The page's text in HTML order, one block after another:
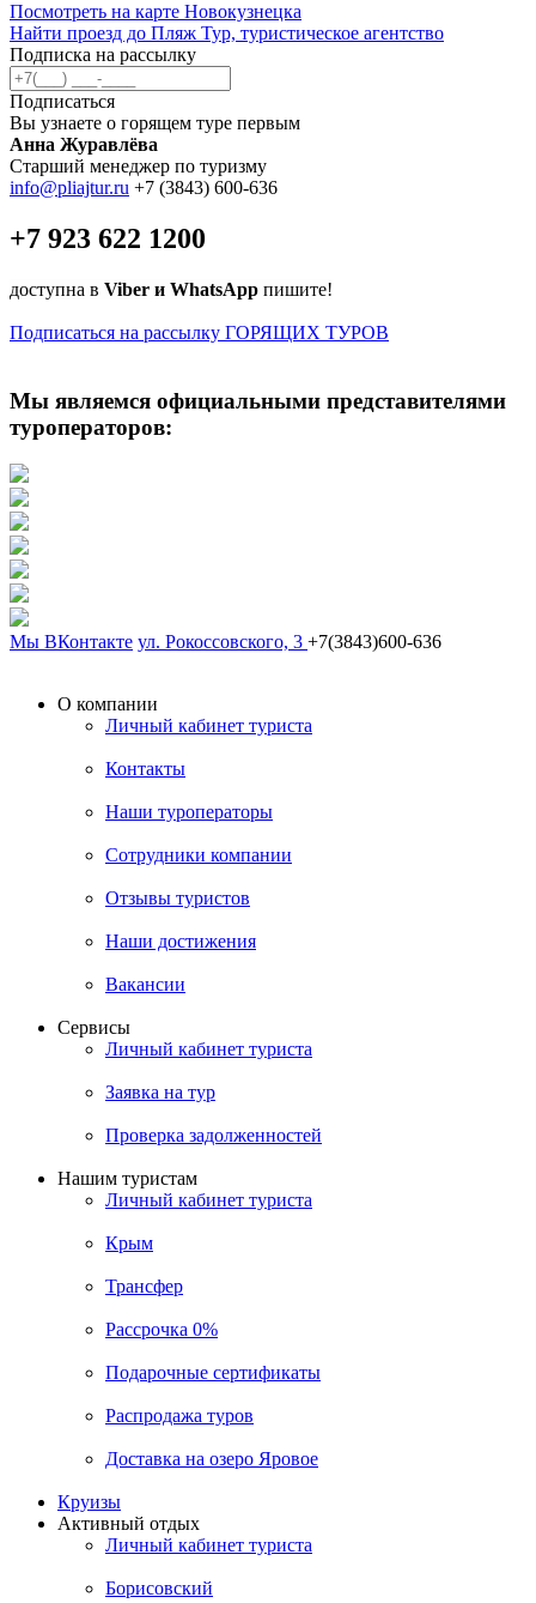
Посмотреть на карте Новокузнецка
Найти проезд до Пляж Тур, туристическое агентство
Подписка на рассылку
Подписаться
Вы узнаете о горящем туре первым
Анна Журавлёва
Старший менеджер по туризму
info@pliajtur.ru +7 (3843) 600-636
+7 923 622 1200
доступна в Viber и WhatsApp пишите!
Подписаться на рассылку ГОРЯЩИХ ТУРОВ
Мы являемся официальными представителями
туроператоров:
Мы ВКонтакте ул. Рокоссовского, 3 +7(3843)600-636
О компании
Личный кабинет туриста
Контакты
Наши туроператоры
Сотрудники компании
Отзывы туристов
Наши достижения
Вакансии
Сервисы
Личный кабинет туриста
Заявка на тур
Проверка задолженностей
Нашим туристам
Личный кабинет туриста
Крым
Трансфер
Рассрочка 0%
Подарочные сертификаты
Распродажа туров
Доставка на озеро Яровое
Круизы
Активный отдых
Личный кабинет туриста
Борисовский